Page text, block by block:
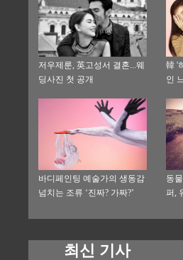
저우제룬, 英고성서 결혼...웨
딩사진 첫 공개
韓 '
인
바디페인팅 예술가의 생동감
넘치는 조류 ‘진짜? 가짜?’
동
퍼,
최신 기사